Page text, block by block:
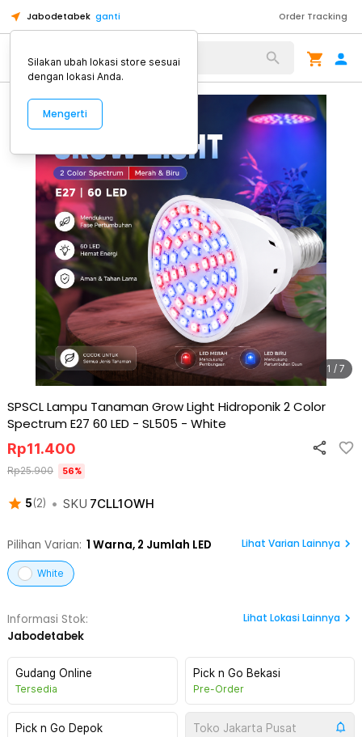
Jabodetabek ganti Order Tracking
Alat Kopi
1 / 7
SPSCL Lampu Tanaman Grow Light Hidroponik 2 Color
Spectrum E27 60 LED - SL505 - White
5(2) • SKU 7CLL1OWH
Rp11.400
Rp25.900 56%
Pilihan Varian: 1 Warna, 2 Jumlah LED Lihat Varian Lainnya
White
Informasi Stok:
Jabodetabek
Lihat Lokasi Lainnya
Gudang Online
Tersedia
Pick n Go Bekasi
Pre-Order
Pick n Go Depok Toko Jakarta Pusat
Silakan ubah lokasi store sesuai
dengan lokasi Anda.
Mengerti